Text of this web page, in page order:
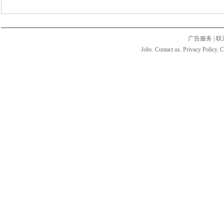
广告服务
联
Jobs. Contact us. Privacy Policy.